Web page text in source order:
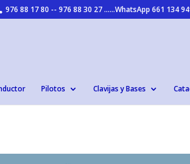
976 88 17 80 -- 976 88 30 27 ......WhatsApp 661 134
Pilotos Clavijas y Bases